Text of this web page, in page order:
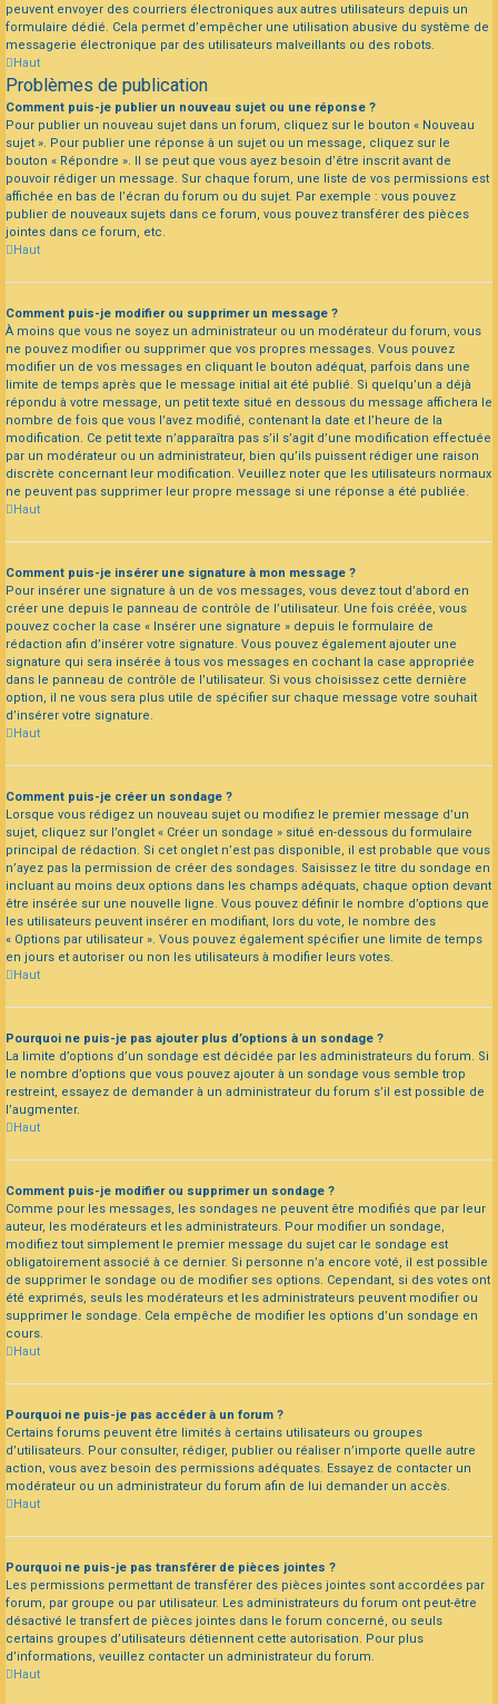
peuvent envoyer des courriers électroniques aux autres utilisateurs depuis un
formulaire dédié. Cela permet d’empêcher une utilisation abusive du système de
messagerie électronique par des utilisateurs malveillants ou des robots.
Haut
Problèmes de publication
Comment puis-je publier un nouveau sujet ou une réponse ?
Pour publier un nouveau sujet dans un forum, cliquez sur le bouton « Nouveau
sujet ». Pour publier une réponse à un sujet ou un message, cliquez sur le
bouton « Répondre ». Il se peut que vous ayez besoin d’être inscrit avant de
pouvoir rédiger un message. Sur chaque forum, une liste de vos permissions est
affichée en bas de l’écran du forum ou du sujet. Par exemple : vous pouvez
publier de nouveaux sujets dans ce forum, vous pouvez transférer des pièces
jointes dans ce forum, etc.
Haut
Comment puis-je modifier ou supprimer un message ?
À moins que vous ne soyez un administrateur ou un modérateur du forum, vous
ne pouvez modifier ou supprimer que vos propres messages. Vous pouvez
modifier un de vos messages en cliquant le bouton adéquat, parfois dans une
limite de temps après que le message initial ait été publié. Si quelqu’un a déjà
répondu à votre message, un petit texte situé en dessous du message affichera le
nombre de fois que vous l’avez modifié, contenant la date et l’heure de la
modification. Ce petit texte n’apparaîtra pas s’il s’agit d’une modification effectuée
par un modérateur ou un administrateur, bien qu’ils puissent rédiger une raison
discrète concernant leur modification. Veuillez noter que les utilisateurs normaux
ne peuvent pas supprimer leur propre message si une réponse a été publiée.
Haut
Comment puis-je insérer une signature à mon message ?
Pour insérer une signature à un de vos messages, vous devez tout d’abord en
créer une depuis le panneau de contrôle de l’utilisateur. Une fois créée, vous
pouvez cocher la case « Insérer une signature » depuis le formulaire de
rédaction afin d’insérer votre signature. Vous pouvez également ajouter une
signature qui sera insérée à tous vos messages en cochant la case appropriée
dans le panneau de contrôle de l’utilisateur. Si vous choisissez cette dernière
option, il ne vous sera plus utile de spécifier sur chaque message votre souhait
d’insérer votre signature.
Haut
Comment puis-je créer un sondage ?
Lorsque vous rédigez un nouveau sujet ou modifiez le premier message d’un
sujet, cliquez sur l’onglet « Créer un sondage » situé en-dessous du formulaire
principal de rédaction. Si cet onglet n’est pas disponible, il est probable que vous
n’ayez pas la permission de créer des sondages. Saisissez le titre du sondage en
incluant au moins deux options dans les champs adéquats, chaque option devant
être insérée sur une nouvelle ligne. Vous pouvez définir le nombre d’options que
les utilisateurs peuvent insérer en modifiant, lors du vote, le nombre des
« Options par utilisateur ». Vous pouvez également spécifier une limite de temps
en jours et autoriser ou non les utilisateurs à modifier leurs votes.
Haut
Pourquoi ne puis-je pas ajouter plus d’options à un sondage ?
La limite d’options d’un sondage est décidée par les administrateurs du forum. Si
le nombre d’options que vous pouvez ajouter à un sondage vous semble trop
restreint, essayez de demander à un administrateur du forum s’il est possible de
l’augmenter.
Haut
Comment puis-je modifier ou supprimer un sondage ?
Comme pour les messages, les sondages ne peuvent être modifiés que par leur
auteur, les modérateurs et les administrateurs. Pour modifier un sondage,
modifiez tout simplement le premier message du sujet car le sondage est
obligatoirement associé à ce dernier. Si personne n’a encore voté, il est possible
de supprimer le sondage ou de modifier ses options. Cependant, si des votes ont
été exprimés, seuls les modérateurs et les administrateurs peuvent modifier ou
supprimer le sondage. Cela empêche de modifier les options d’un sondage en
cours.
Haut
Pourquoi ne puis-je pas accéder à un forum ?
Certains forums peuvent être limités à certains utilisateurs ou groupes
d’utilisateurs. Pour consulter, rédiger, publier ou réaliser n’importe quelle autre
action, vous avez besoin des permissions adéquates. Essayez de contacter un
modérateur ou un administrateur du forum afin de lui demander un accès.
Haut
Pourquoi ne puis-je pas transférer de pièces jointes ?
Les permissions permettant de transférer des pièces jointes sont accordées par
forum, par groupe ou par utilisateur. Les administrateurs du forum ont peut-être
désactivé le transfert de pièces jointes dans le forum concerné, ou seuls
certains groupes d’utilisateurs détiennent cette autorisation. Pour plus
d’informations, veuillez contacter un administrateur du forum.
Haut